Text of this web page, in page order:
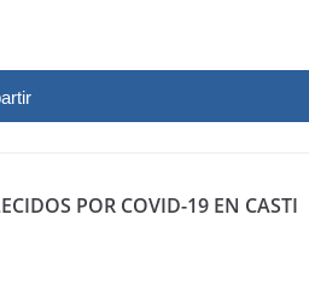
POR COVID-19 EN CASTI